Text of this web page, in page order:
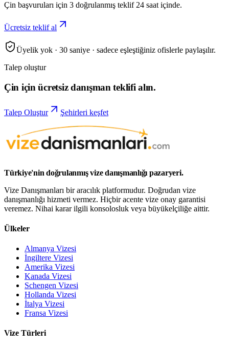
Çin başvuruları için 3 doğrulanmış teklif 24 saat içinde.
Ücretsiz teklif al
Üyelik yok · 30 saniye · sadece eşleştiğiniz ofislerle paylaşılır.
Talep oluştur
Çin için ücretsiz danışman teklifi alın.
Talep Oluştur Şehirleri keşfet
Türkiye'nin doğrulanmış vize danışmanlığı pazaryeri.
Vize Danışmanları bir aracılık platformudur. Doğrudan vize
danışmanlığı hizmeti vermez. Hiçbir acente vize onay garantisi
veremez. Nihai karar ilgili konsolosluk veya büyükelçiliğe aittir.
Ülkeler
Almanya Vizesi
İngiltere Vizesi
Amerika Vizesi
Kanada Vizesi
Schengen Vizesi
Hollanda Vizesi
İtalya Vizesi
Fransa Vizesi
Vize Türleri